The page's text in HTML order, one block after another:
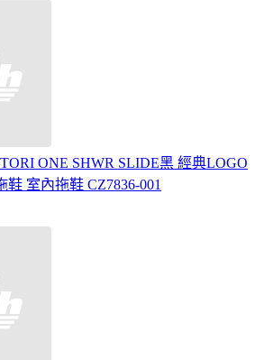
ONE SHWR SLIDE黑 經典LOGO
鞋 室內拖鞋 CZ7836-001